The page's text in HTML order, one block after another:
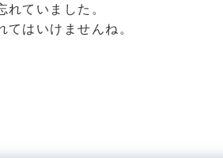
ていました。
はいけませんね。